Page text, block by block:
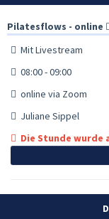
Pilatesflows - online
Mit Livestream
08:00 - 09:00
online via Zoom
Juliane Sippel
Die Stunde wurde